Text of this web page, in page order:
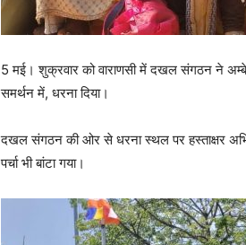
5 मई। शुक्रवार को वाराणसी में दखल संगठन ने
समर्थन में, धरना दिया।
दखल संगठन की ओर से धरना स्थल पर हस्ताक्षर
पर्चा भी बांटा गया।